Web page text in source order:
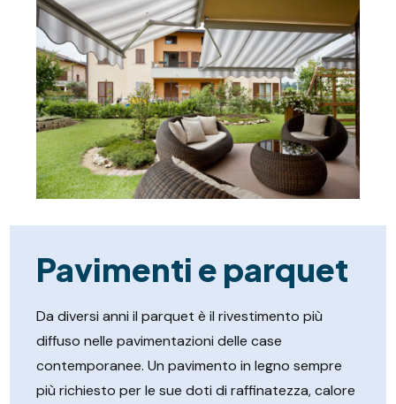
Pavimenti e parquet
Da diversi anni il parquet è il rivestimento più
diffuso nelle pavimentazioni delle case
contemporanee. Un pavimento in legno sempre
più richiesto per le sue doti di raffinatezza, calore